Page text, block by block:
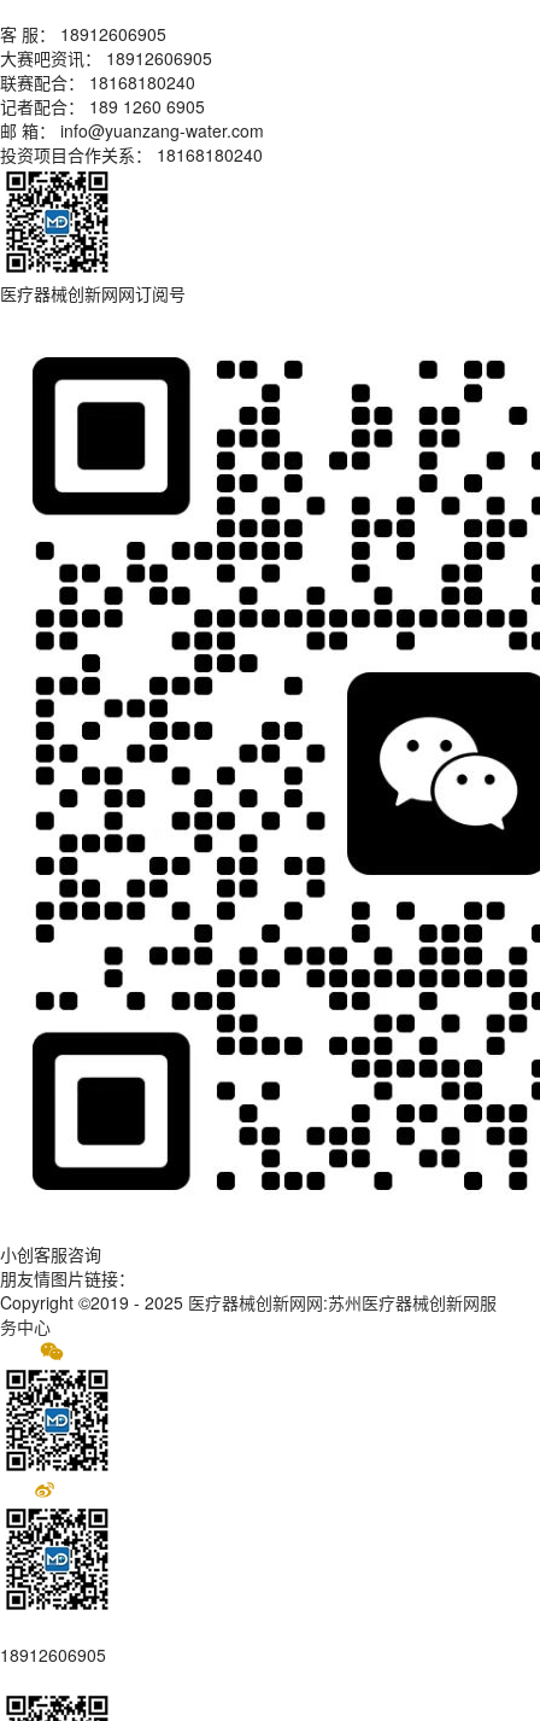
客 服： 18912606905
大赛吧资讯： 18912606905
联赛配合： 18168180240
记者配合： 189 1260 6905
邮 箱： info@yuanzang-water.com
投资项目合作关系： 18168180240
医疗器械创新网网订阅号
小创客服咨询
朋友情图片链接：
Copyright ©2019 - 2025 医疗器械创新网网:苏州医疗器械创新网服
务中心
18912606905